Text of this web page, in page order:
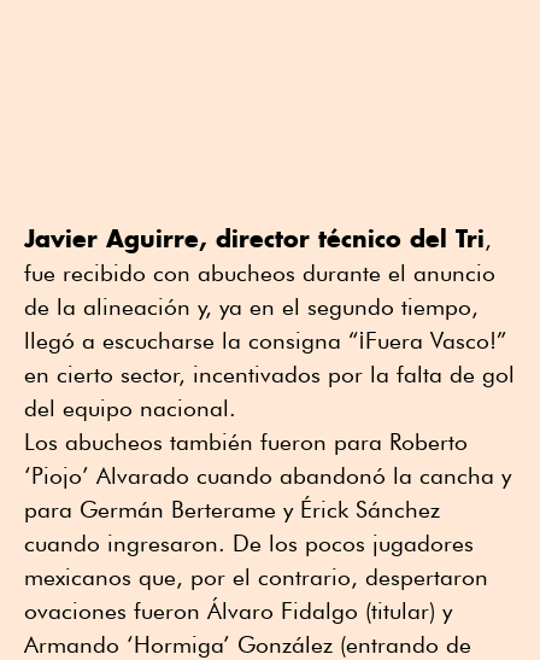
Javier Aguirre, director técnico del Tri,
fue recibido con abucheos durante el anuncio
de la alineación y, ya en el segundo tiempo,
llegó a escucharse la consigna “¡Fuera Vasco!”
en cierto sector, incentivados por la falta de gol
del equipo nacional.
Los abucheos también fueron para Roberto
‘Piojo’ Alvarado cuando abandonó la cancha y
para Germán Berterame y Érick Sánchez
cuando ingresaron. De los pocos jugadores
mexicanos que, por el contrario, despertaron
ovaciones fueron Álvaro Fidalgo (titular) y
Armando ‘Hormiga’ González (entrando de